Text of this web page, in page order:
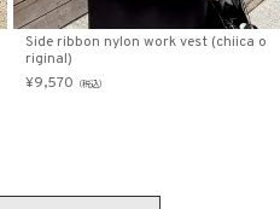
Side ribbon nylon work vest (chiica o
riginal)
¥9,570 （税込）